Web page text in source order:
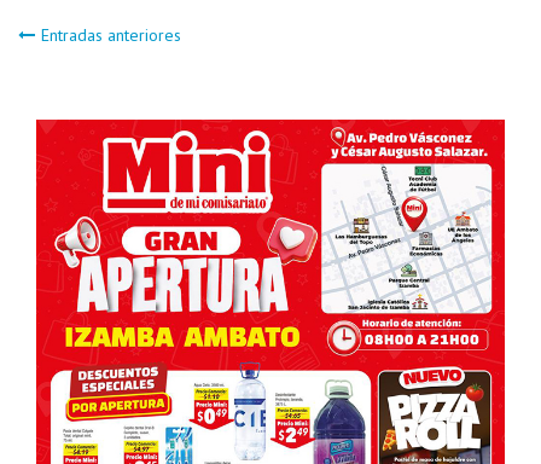
Navegación
de
entradas
Entradas anteriores